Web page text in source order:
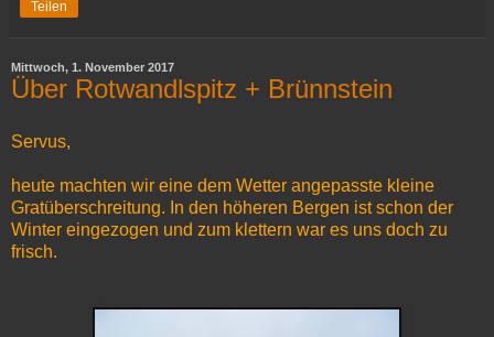
Teilen
Mittwoch, 1. November 2017
Über Rotwandlspitz + Brünnstein
Servus,
heute machten wir eine dem Wetter angepasste kleine
Gratüberschreitung. In den höheren Bergen ist schon der
Winter eingezogen und zum klettern war es uns doch zu
frisch.